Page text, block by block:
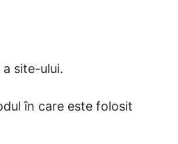
site-ului.
în care este folosit